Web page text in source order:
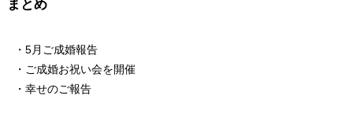
まとめ
・5月ご成婚報告
・ご成婚お祝い会を開催
・幸せのご報告